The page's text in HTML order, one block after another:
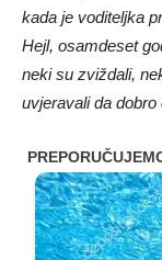
kada je voditeljka
Hejl, osamdeset
neki su zviždali,
uvjeravali da dobro